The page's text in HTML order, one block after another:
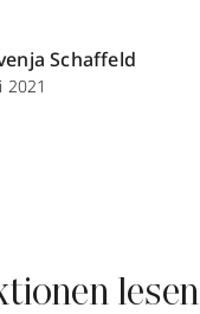
Schaffeld
2021
lesen